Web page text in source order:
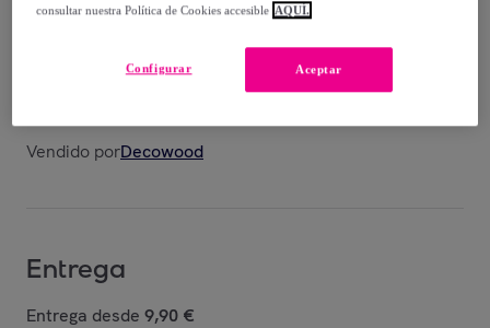
Vendido porDecowood
Entrega
Entrega desde 9,90 €
consultar nuestra Política de Cookies accesible AQUÍ.
Aceptar
Configurar